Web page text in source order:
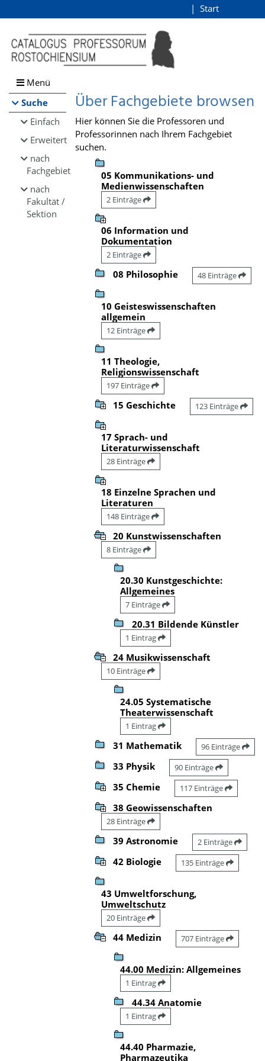
Browsen
direkt zum Inhalt
Start
Menü
Suche
Einfach
Erweitert
nach
Fachgebiet
nach
Fakultät /
Sektion
Über Fachgebiete browsen
Hier können Sie die Professoren und
Professorinnen nach Ihrem Fachgebiet
suchen.
05 Kommunikations- und
Medienwissenschaften
2 Einträge
06 Information und
Dokumentation
2 Einträge
08 Philosophie 48 Einträge
10 Geisteswissenschaften
allgemein
12 Einträge
11 Theologie,
Religionswissenschaft
197 Einträge
15 Geschichte 123 Einträge
17 Sprach- und
Literaturwissenschaft
28 Einträge
18 Einzelne Sprachen und
Literaturen
148 Einträge
20 Kunstwissenschaften
8 Einträge
20.30 Kunstgeschichte:
Allgemeines
7 Einträge
20.31 Bildende Künstler
1 Eintrag
24 Musikwissenschaft
10 Einträge
24.05 Systematische
Theaterwissenschaft
1 Eintrag
31 Mathematik 96 Einträge
33 Physik 90 Einträge
35 Chemie 117 Einträge
38 Geowissenschaften
28 Einträge
39 Astronomie 2 Einträge
42 Biologie 135 Einträge
43 Umweltforschung,
Umweltschutz
20 Einträge
44 Medizin 707 Einträge
44.00 Medizin: Allgemeines
1 Eintrag
44.34 Anatomie
1 Eintrag
44.40 Pharmazie,
Pharmazeutika